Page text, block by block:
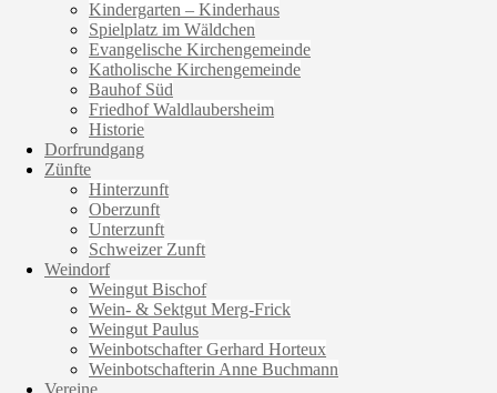
Kindergarten – Kinderhaus
Spielplatz im Wäldchen
Evangelische Kirchengemeinde
Katholische Kirchengemeinde
Bauhof Süd
Friedhof Waldlaubersheim
Historie
Dorfrundgang
Zünfte
Hinterzunft
Oberzunft
Unterzunft
Schweizer Zunft
Weindorf
Weingut Bischof
Wein- & Sektgut Merg-Frick
Weingut Paulus
Weinbotschafter Gerhard Horteux
Weinbotschafterin Anne Buchmann